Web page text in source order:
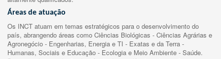
Áreas de atuação
Os INCT atuam em temas estratégicos para o desenvolvimento do
país, abrangendo áreas como Ciências Biológicas - Ciências Agrárias e
Agronegócio - Engenharias, Energia e TI - Exatas e da Terra -
Humanas, Sociais e Educação - Ecologia e Meio Ambiente - Saúde.